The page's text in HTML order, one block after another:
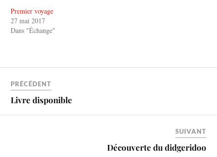
Premier voyage
27 mai 2017
Dans "Échange"
PRÉCÉDENT
Livre disponible
SUIVANT
Découverte du didgeridoo